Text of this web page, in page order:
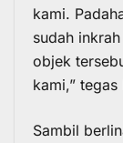
kami.
sudah
objek
kami,”
Sambil